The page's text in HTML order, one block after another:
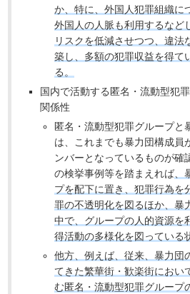
か、特に、外国人犯罪組織に
外国人の人脈も利用するなど
リスクを低減させつつ、違法
築し、多額の犯罪収益を得て
る。
国内で活動する匿名・流動型犯
関係性
匿名・流動型犯罪グループと
は、これまでも暴力団構成員
ンバーとなっているものが確
の検挙事例等を踏まえれば
プを配下に置き、犯罪行為を
罪の不透明化を図るほか、暴
中で、グループの人的資源を
得活動の多様化を図っている
他方、例えば、従来、暴力団
てきた繁華街・歓楽街におい
む匿名・流動型犯罪グループ